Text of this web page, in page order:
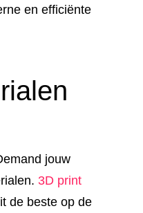
en efficiënte
jouw
3D print
de beste op de